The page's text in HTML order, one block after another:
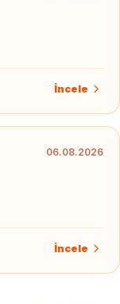
İncele
06.08.2026
İncele